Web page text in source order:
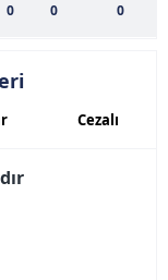
0 0 0
Cezalı